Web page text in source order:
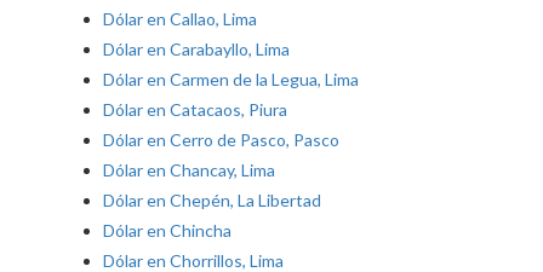
Dólar en Callao, Lima
Dólar en Carabayllo, Lima
Dólar en Carmen de la Legua, Lima
Dólar en Catacaos, Piura
Dólar en Cerro de Pasco, Pasco
Dólar en Chancay, Lima
Dólar en Chepén, La Libertad
Dólar en Chincha
Dólar en Chorrillos, Lima